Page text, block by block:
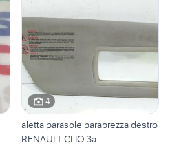
4
aletta parasole parabrezza destro
RENAULT CLIO 3a